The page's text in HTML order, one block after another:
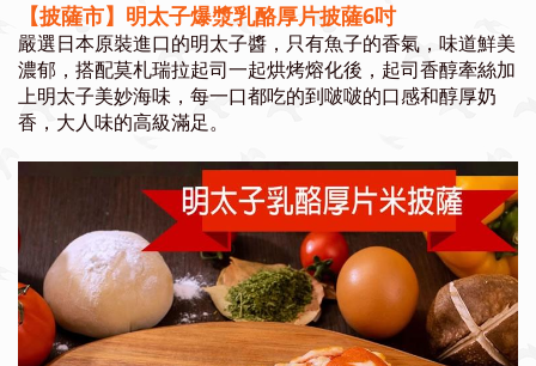
【披薩市】明太子爆漿乳酪厚片披薩6吋
嚴選日本原裝進口的明太子醬， 只有魚子的香氣， 味道鮮美
濃郁，搭配莫札瑞拉起司一起烘烤熔化後，起司香醇牽絲加
上明太子美妙海味，每一口都吃的到啵啵的口感和醇厚奶
香，大人味的高級滿足。